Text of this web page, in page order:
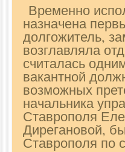
Временно
назначена
долгожитель,
возглавляла
считалась
вакантной
возможных
начальника
Ставрополя
Дирегановой,
Ставрополя по